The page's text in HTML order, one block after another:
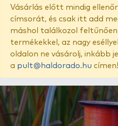
Vásárlás előtt mindig
címsorát, és csak itt add
máshol találkozol
termékekkel, az nagy
oldalon ne vásárolj, inkább
a pult@haldorado.hu címen!